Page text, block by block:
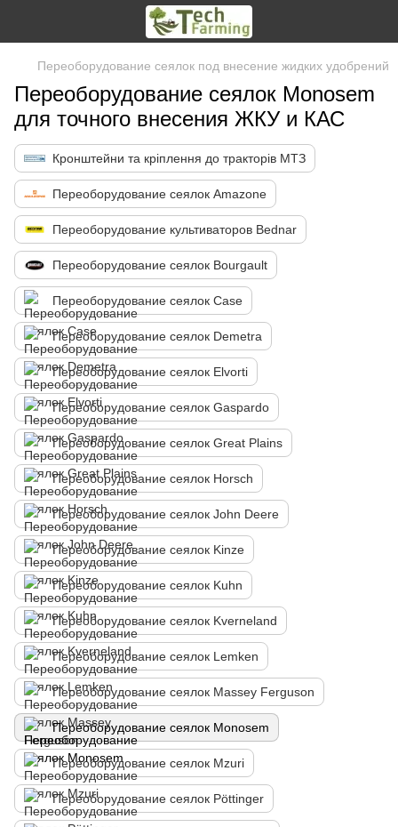
Переоборудование сеялок под внесение жидких удобрений
Переоборудование сеялок Monosem
для точного внесения ЖКУ и КАС
Кронштейни та кріплення до тракторів МТЗ
Переоборудование сеялок Amazone
Переоборудование культиваторов Bednar
Переоборудование сеялок Bourgault
Переоборудование сеялок Case
Переоборудование сеялок Demetra
Переоборудование сеялок Elvorti
Переоборудование сеялок Gaspardo
Переоборудование сеялок Great Plains
Переоборудование сеялок Horsch
Переоборудование сеялок John Deere
Переоборудование сеялок Kinze
Переоборудование сеялок Kuhn
Переоборудование сеялок Kverneland
Переоборудование сеялок Lemken
Переоборудование сеялок Massey Ferguson
Переоборудование сеялок Monosem
Переоборудование сеялок Mzuri
Переоборудование сеялок Pöttinger